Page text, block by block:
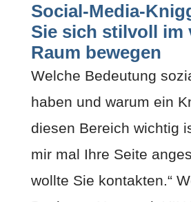
Social-Media-
Sie sich stilvoll im
Raum bewegen
Welche Bedeutung
haben und warum ein
diesen Bereich wichtig
mir mal Ihre Seite
wollte Sie kontakten.“